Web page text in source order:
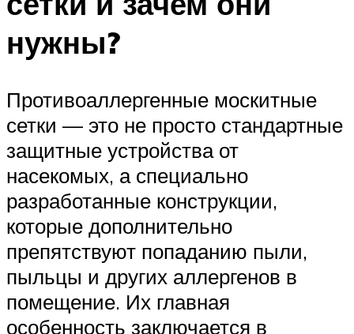
нужны?
Противоаллергенные москитные
сетки — это не просто стандартные
защитные устройства от
насекомых, а специально
разработанные конструкции,
которые дополнительно
препятствуют попаданию пыли,
пыльцы и других аллергенов в
помещение. Их главная
особенность заключается в